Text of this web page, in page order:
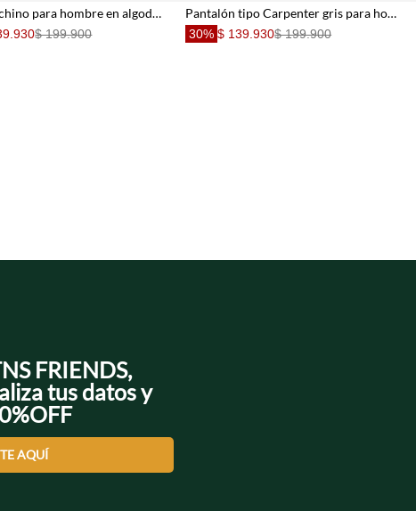
Pantalón chino para hombre en algodón gris slim con tobillo limpio
$ 199.900
Pantalón tipo Carpenter gris para hombre
30% $ 139.930$ 199.900
FRIENDS,
tus datos y
AQUÍ